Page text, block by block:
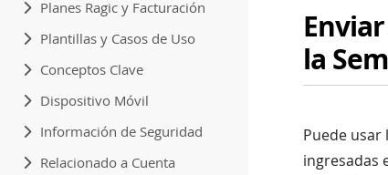
Planes Ragic y Facturación
Plantillas y Casos de Uso
Conceptos Clave
Dispositivo Móvil
Información de Seguridad
Relacionado a Cuenta
la
Puede usar
ingresadas